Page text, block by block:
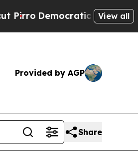
Socialists ofView all
Provided by AGP
Share